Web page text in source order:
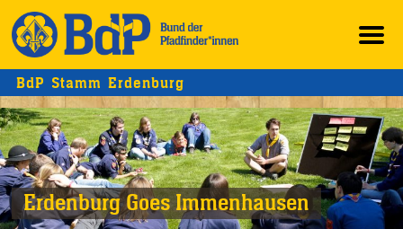
BdP Stamm Erdenburg
Erdenburg Goes Immenhausen